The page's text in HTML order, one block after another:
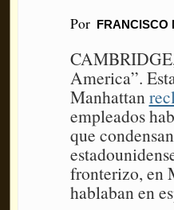
Por FRANCISCO
America”.
Manhattan
empleados
que
fronterizo, en
hablaban en